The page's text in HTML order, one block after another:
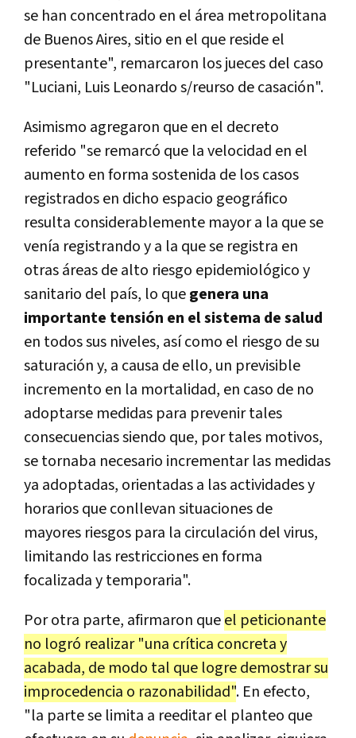
se han concentrado en el área metropolitana
de Buenos Aires, sitio en el que reside el
presentante", remarcaron los jueces del caso
"Luciani, Luis Leonardo s/reurso de casación".
Asimismo agregaron que en el decreto
referido "se remarcó que la velocidad en el
aumento en forma sostenida de los casos
registrados en dicho espacio geográfico
resulta considerablemente mayor a la que se
venía registrando y a la que se registra en
otras áreas de alto riesgo epidemiológico y
sanitario del país, lo quegenera una
importante tensión en el sistema de salud
en todos sus niveles, así como el riesgo de su
saturación y, a causa de ello, un previsible
incremento en la mortalidad, en caso de no
adoptarse medidas para prevenir tales
consecuencias siendo que, por tales motivos,
se tornaba necesario incrementar las medidas
ya adoptadas, orientadas a las actividades y
horarios que conllevan situaciones de
mayores riesgos para la circulación del virus,
limitando las restricciones en forma
focalizada y temporaria".
Por otra parte, afirmaron queel peticionante
no logró realizar "una crítica concreta y
acabada, de modo tal que logre demostrar su
improcedencia o razonabilidad". En efecto,
"la parte se limita a reeditar el planteo que